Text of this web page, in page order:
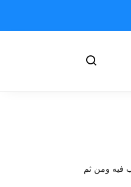
فيه ومن ثم